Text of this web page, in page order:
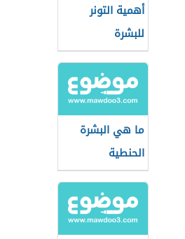
أهمية التونر
للبشرة
ما هي البشرة
الحنطية